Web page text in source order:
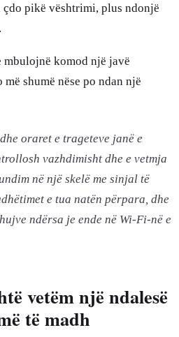
çdo pikë vështrimi, plus ndonjë
mbulojnë komod një javë
shumë nëse po ndan një
oraret e trageteve janë e
vazhdimisht dhe e vetmja
në një skelë me sinjal të
e tua natën përpara, dhe
ndërsa je ende në Wi-Fi-në e
vetëm një ndalesë
të madh